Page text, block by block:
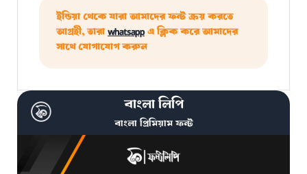
বাংলা লিপি
বাংলা প্রিমিয়াম ফন্ট
ইন্ডিয়া থেকে যারা আমাদের ফন্ট ক্রয় করতে
আগ্রহী, তারাwhatsappএ ক্লিক করে আমাদের
সাথে যোগাযোগ করুন